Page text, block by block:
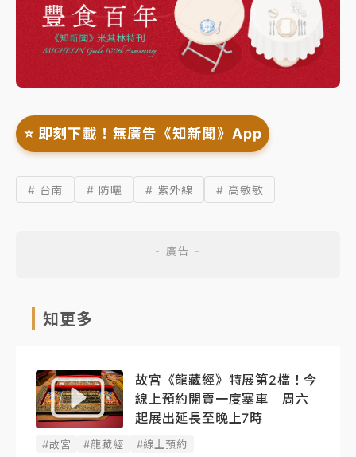
⭐️ 即刻下載！無廣告《知新聞》App
# 台南 # 防曬 # 紫外線 # 高敏敏
知更多
故宮《龍藏經》特展第2檔！今
線上預約開賣一度塞車 周六
起展出延長至晚上7時
#故宮 #龍藏經 #線上預約